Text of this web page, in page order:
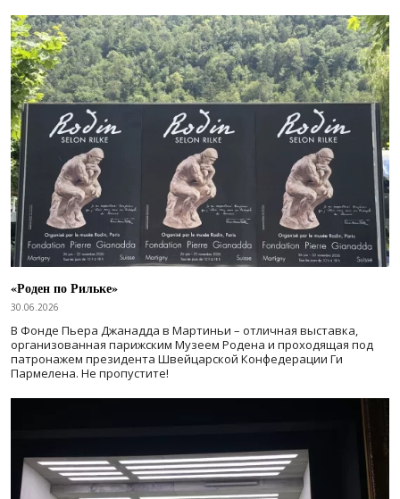
«Роден по Рильке»
30.06.2026
В Фонде Пьера Джанадда в Мартиньи – отличная выставка,
организованная парижским Музеем Родена и проходящая под
патронажем президента Швейцарской Конфедерации Ги
Пармелена. Не пропустите!